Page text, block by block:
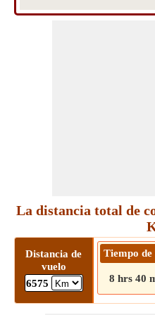
La distancia total de
Distancia de
vuelo
6575
Tiempo de
8 hrs 40